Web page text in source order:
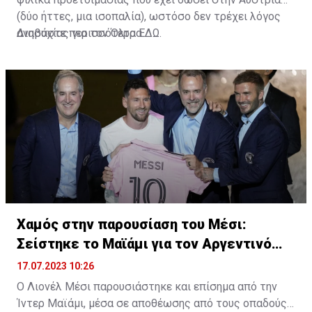
(δύο ήττες, μια ισοπαλία), ωστόσο δεν τρέχει λόγος
ανησυχίας για τον Όλτρα.
Διαβάστε περισσότεραΕΔΩ.
Χαμός στην παρουσίαση του Μέσι:
Σείστηκε το Μαϊάμι για τον Αργεντινό
σταρ
17.07.2023 10:26
Ο Λιονέλ Μέσι παρουσιάστηκε και επίσημα από την
Ίντερ Μαϊάμι, μέσα σε αποθέωσης από τους οπαδούς